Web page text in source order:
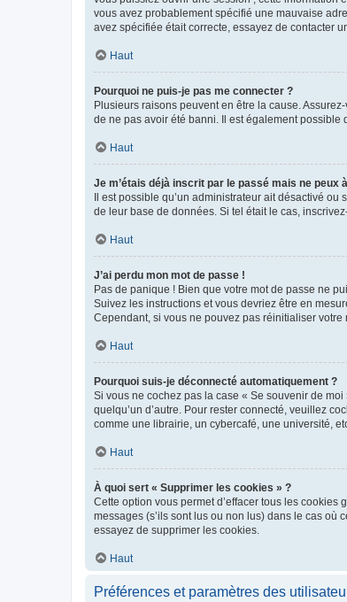
vous avez probablement spécifié une mauvaise
avez spécifiée était correcte, essayez de contacter
Haut
Pourquoi ne puis-je pas me connecter ?
Plusieurs raisons peuvent en être la cause.
de ne pas avoir été banni. Il est également possible
Haut
Je m’étais déjà inscrit par le passé mais ne peux
Il est possible qu’un administrateur ait désactivé
de leur base de données. Si tel était le cas,
Haut
J’ai perdu mon mot de passe !
Pas de panique ! Bien que votre mot de passe ne
Suivez les instructions et vous devriez être en
Cependant, si vous ne pouvez pas réinitialiser
Haut
Pourquoi suis-je déconnecté automatiquement ?
Si vous ne cochez pas la case « Se souvenir de
quelqu’un d’autre. Pour rester connecté, veuillez
comme une librairie, un cybercafé, une université,
Haut
À quoi sert « Supprimer les cookies » ?
Cette option vous permet d’effacer tous les
messages (s’ils sont lus ou non lus) dans le cas où
essayez de supprimer les cookies.
Haut
Préférences et paramètres des